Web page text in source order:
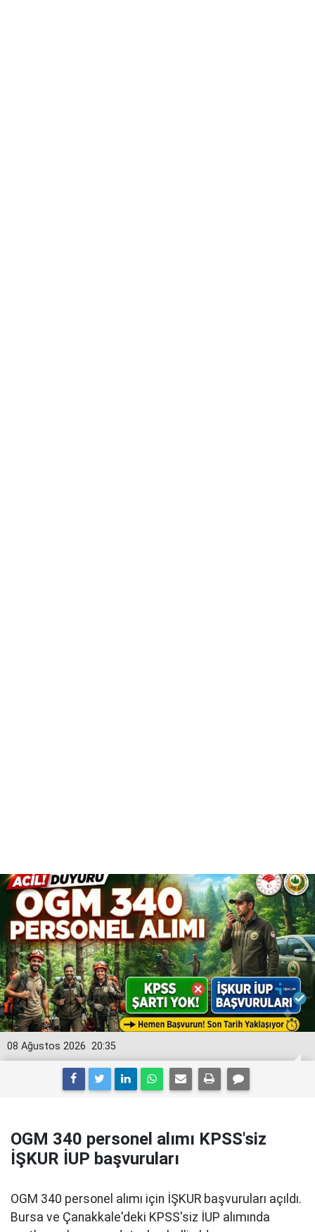
20:35
08 Ağustos 2026
OGM 340 personel alımı KPSS'siz
İŞKUR İUP başvuruları
OGM 340 personel alımı için İŞKUR başvuruları açıldı.
Bursa ve Çanakkale'deki KPSS'siz İUP alımında